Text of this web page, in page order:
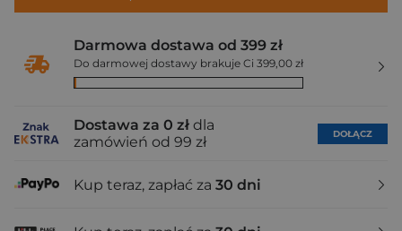
Darmowa dostawa od 399 zł
Do darmowej dostawy brakuje Ci 399,00 zł
Dostawa za 0 zł dla
zamówień od 99 zł
DOŁĄCZ
Kup teraz, zapłać za 30 dni